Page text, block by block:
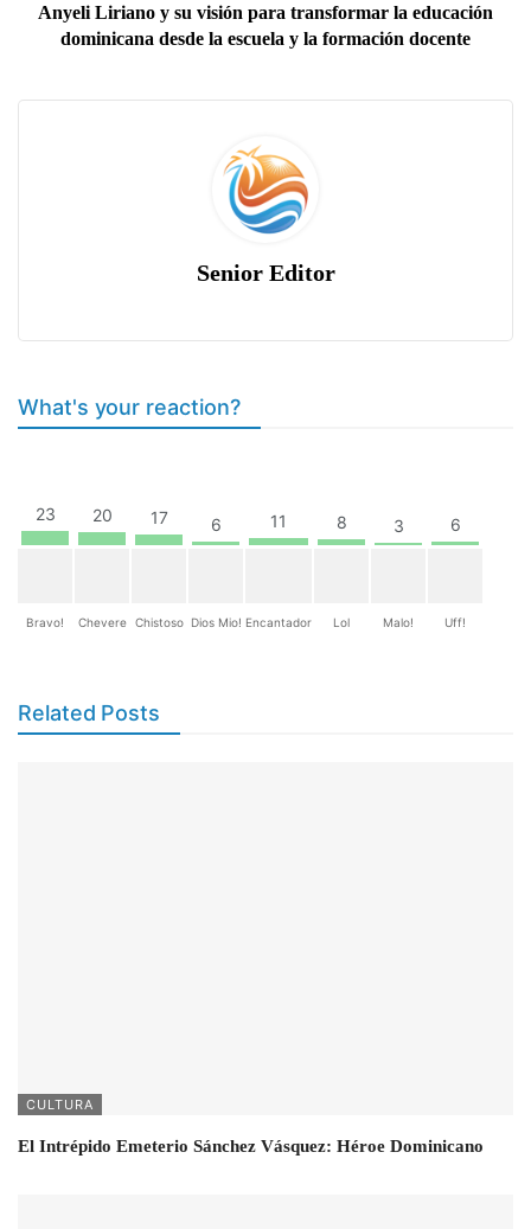
Anyeli Liriano y su visión para transformar la educación
dominicana desde la escuela y la formación docente
Senior Editor
What's your reaction?
23
Bravo!
20
Chevere
17
Chistoso
6
Dios Mio!
11
Encantador
8
Lol
3
Malo!
6
Uff!
Related Posts
CULTURA
El Intrépido Emeterio Sánchez Vásquez: Héroe Dominicano